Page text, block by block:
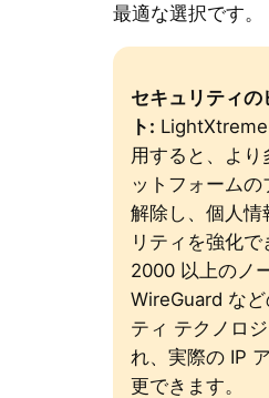
最適な選択です。
セキュリティの
ト:
用すると、より
ットフォームの
解除し、個人情
リティを強化で
2000 以上のノ
WireGuard など
ティ テクノロ
れ、実際の IP
更できます。